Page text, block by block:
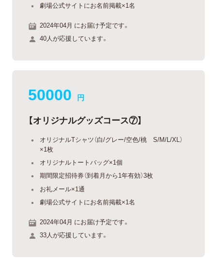
劇場公式サイトにお名前掲載×1名
2024年04月 にお届け予定です。
40人が応援しています。
50000 円
【オリジナルグッズコース⑦】
オリジナルTシャツ（白/グレー/空色/桃 S/M/L/XL）
×1枚
オリジナルトートバッグ×1個
期間限定招待券（到着月から1年有効）3枚
お礼メール×1通
劇場公式サイトにお名前掲載×1名
2024年04月 にお届け予定です。
33人が応援しています。